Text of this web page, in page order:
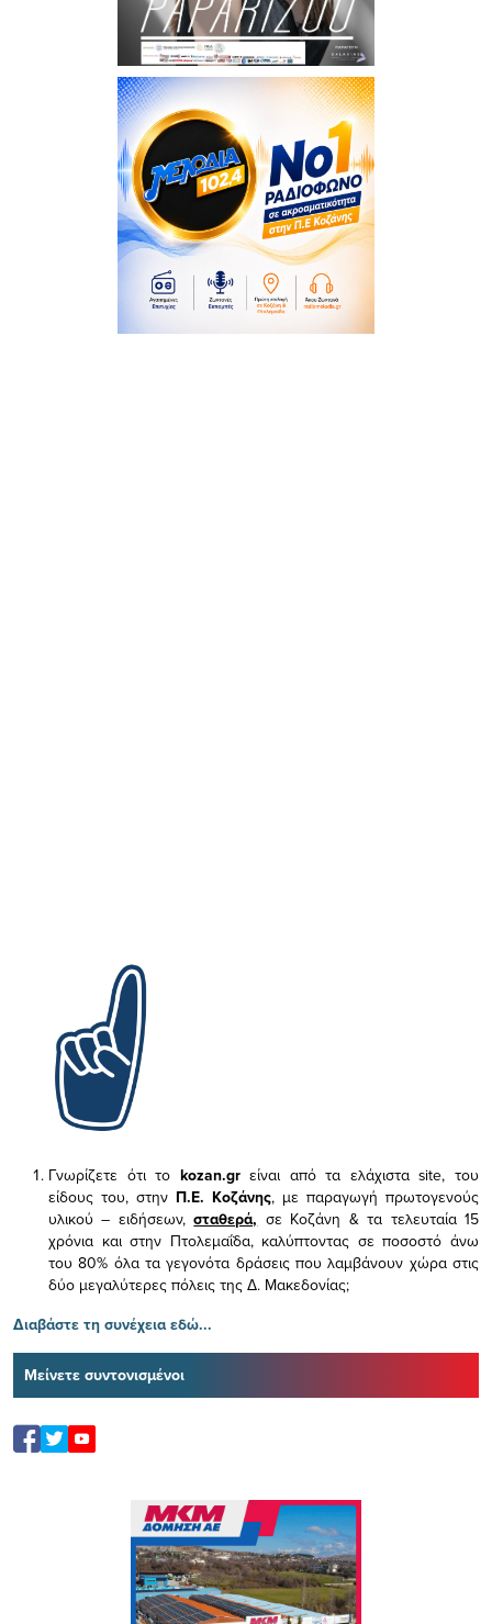
Γνωρίζετε ότι το kozan.gr είναι από τα ελάχισταsite, του
είδους του, στην Π.Ε. Κοζάνης, με παραγωγή πρωτογενούς
υλικού – ειδήσεων,σταθερά, σε Κοζάνη & τα τελευταία 15
χρόνια και στην Πτολεμαΐδα, καλύπτοντας σε ποσοστό άνω
του 80% όλα τα γεγονότα δράσεις που λαμβάνουν χώρα στις
δύο μεγαλύτερες πόλεις της Δ. Μακεδονίας;
Διαβάστε τη συνέχεια εδώ...
Μείνετε συντονισμένοι